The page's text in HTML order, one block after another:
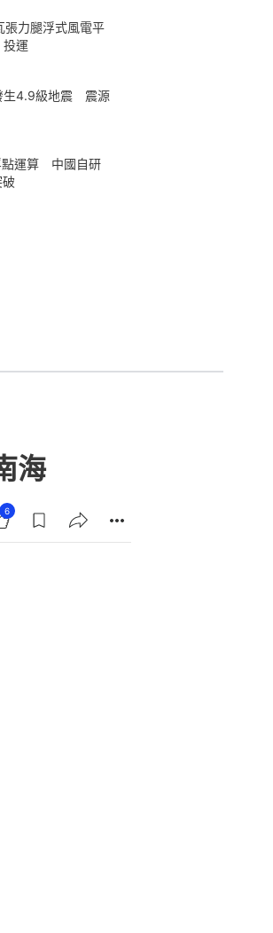
張力腿浮式風電平
投運
生4.9級地震 震源
點運算 中國自研
海
6